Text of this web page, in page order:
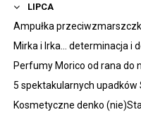
LIPCA
Ampułka
Mirka i Irka... determinacja i
Perfumy Morico od rana do
5 spektakularnych upadków
Kosmetyczne denko